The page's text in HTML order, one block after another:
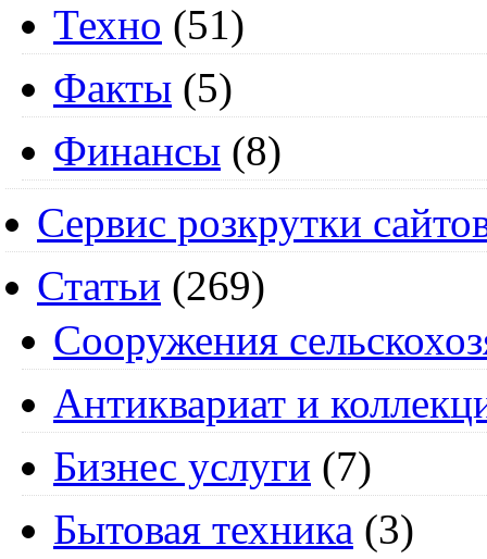
Техно (51)
Факты (5)
Финансы (8)
Сервис розкрутки
Статьи (269)
Cооружения
Антиквариат и
Бизнес услуги (7)
Бытовая техника (3)